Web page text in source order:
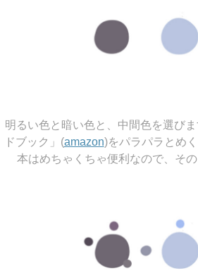
明るい色と暗い色と、中間色を選び
ドブック」(amazon)をパラパラとめ
本はめちゃくちゃ便利なので、そ